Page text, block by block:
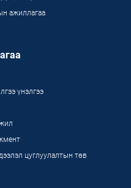
ажиллагаа
үнэлгээ
цуглуулалтын төв